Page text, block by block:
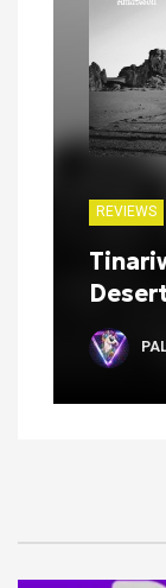
REVIEWS